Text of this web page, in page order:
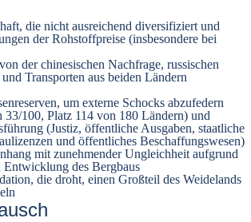
die nicht ausreichend diversifiziert und
der Rohstoffpreise (insbesondere bei
der chinesischen Nachfrage, russischen
Transporten aus beiden Ländern
um externe Schocks abzufedern
100, Platz 114 von 180 Ländern) und
(Justiz, öffentliche Ausgaben, staatliche
und öffentliches Beschaffungswesen)
mit zunehmender Ungleichheit aufgrund
des Bergbaus
die droht, einen Großteil des Weidelands